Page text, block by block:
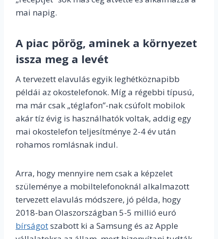
mai napig.
A piac pörög, aminek a környezet
issza meg a levét
A tervezett elavulás egyik leghétköznapibb
példái az okostelefonok. Míg a régebbi típusú,
ma már csak „téglafon”-nak csúfolt mobilok
akár tíz évig is használhatók voltak, addig egy
mai okostelefon teljesítménye 2-4 év után
rohamos romlásnak indul.
Arra, hogy mennyire nem csak a képzelet
szüleménye a mobiltelefonoknál alkalmazott
tervezett elavulás módszere, jó példa, hogy
2018-ban Olaszországban 5-5 millió euró
bírságotszabott ki a Samsung és az Apple